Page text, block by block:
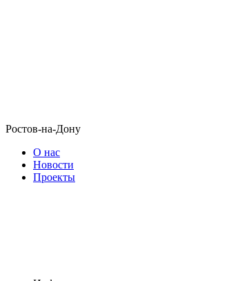
Ростов-на-Дону
О нас
Новости
Проекты